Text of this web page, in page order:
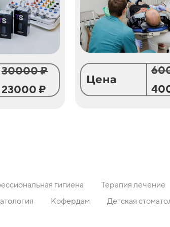
30000 ₽
23000 ₽
Цена
гигиена Терапия лечение
Кофердам Детская